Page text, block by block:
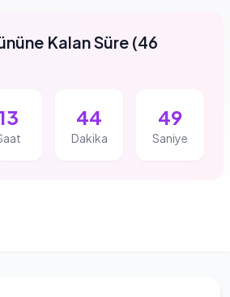
Kalan Süre(46
44
Dakika
48
Saniye